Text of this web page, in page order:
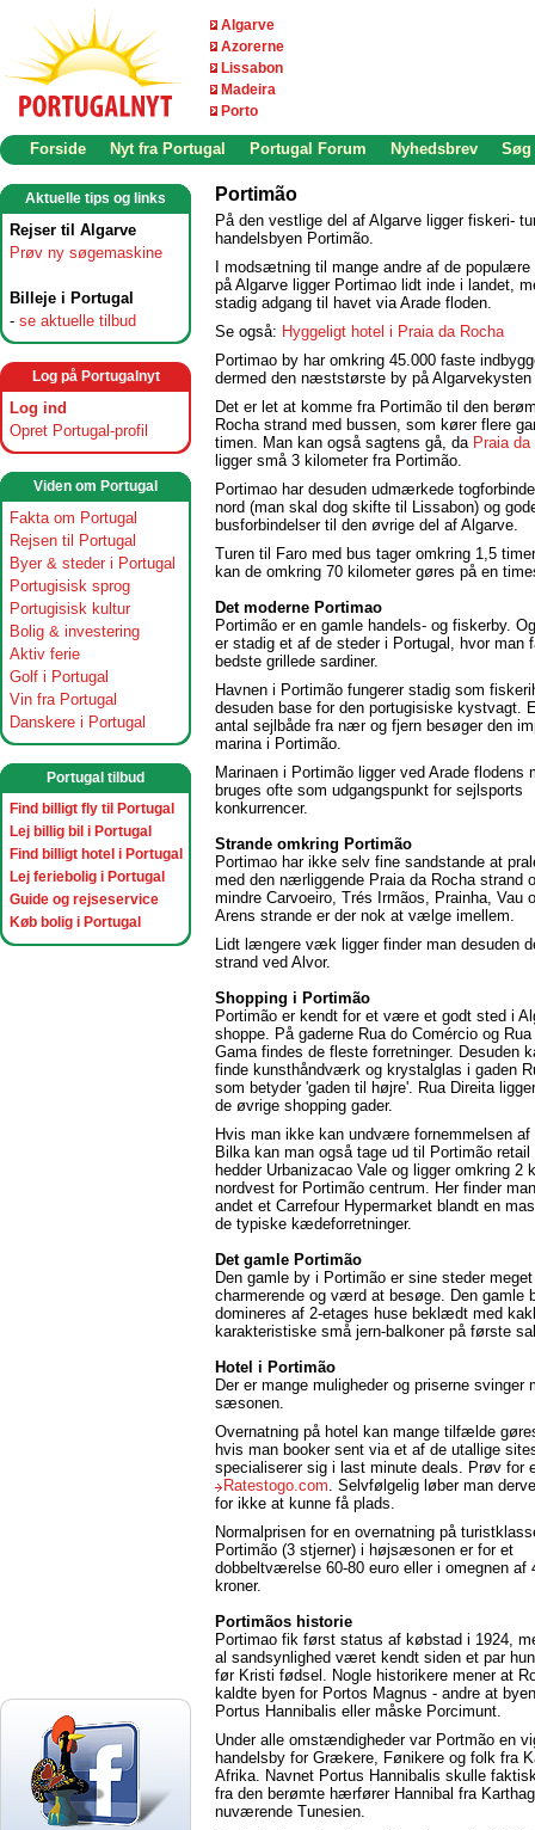
Algarve
Azorerne
Lissabon
Madeira
Porto
Forside Nyt fra Portugal Portugal Forum Nyhedsbrev Søg
Aktuelle tips og links
Rejser til Algarve
Prøv ny søgemaskine
Billeje i Portugal
- se aktuelle tilbud
Log på Portugalnyt
Log ind
Opret Portugal-profil
Viden om Portugal
Fakta om Portugal
Rejsen til Portugal
Byer & steder i Portugal
Portugisisk sprog
Portugisisk kultur
Bolig & investering
Aktiv ferie
Golf i Portugal
Vin fra Portugal
Danskere i Portugal
Portugal tilbud
Find billigt fly til Portugal
Lej billig bil i Portugal
Find billigt hotel i Portugal
Lej feriebolig i Portugal
Guide og rejseservice
Køb bolig i Portugal
Portimão
På den vestlige del af Algarve ligger fiskeri-
handelsbyen Portimão.
I modsætning til mange andre af de populære
på Algarve ligger Portimao lidt inde i landet,
stadig adgang til havet via Arade floden.
Se også: Hyggeligt hotel i Praia da Rocha
Portimao by har omkring 45.000 faste
dermed den næststørste by på Algarvekysten
Det er let at komme fra Portimão til den
Rocha strand med bussen, som kører flere
timen. Man kan også sagtens gå, da Praia
ligger små 3 kilometer fra Portimão.
Portimao har desuden udmærkede
nord (man skal dog skifte til Lissabon) og
busforbindelser til den øvrige del af Algarve.
Turen til Faro med bus tager omkring 1,5
kan de omkring 70 kilometer gøres på en
Det moderne Portimao
Portimão er en gamle handels- og fiskerby.
er stadig et af de steder i Portugal, hvor man
bedste grillede sardiner.
Havnen i Portimão fungerer stadig som
desuden base for den portugisiske kystvagt.
antal sejlbåde fra nær og fjern besøger den
marina i Portimão.
Marinaen i Portimão ligger ved Arade flodens
bruges ofte som udgangspunkt for sejlsports
konkurrencer.
Strande omkring Portimão
Portimao har ikke selv fine sandstande at
med den nærliggende Praia da Rocha strand
mindre Carvoeiro, Trés Irmãos, Prainha, Vau
Arens strande er der nok at vælge imellem.
Lidt længere væk ligger finder man desuden
strand ved Alvor.
Shopping i Portimão
Portimão er kendt for et være et godt sted i
shoppe. På gaderne Rua do Comércio og
Gama findes de fleste forretninger. Desuden
finde kunsthåndværk og krystalglas i gaden
som betyder 'gaden til højre'. Rua Direita
de øvrige shopping gader.
Hvis man ikke kan undvære fornemmelsen
Bilka kan man også tage ud til Portimão
hedder Urbanizacao Vale og ligger omkring 2
nordvest for Portimão centrum. Her finder
andet et Carrefour Hypermarket blandt en
de typiske kædeforretninger.
Det gamle Portimão
Den gamle by i Portimão er sine steder meget
charmerende og værd at besøge. Den gamle
domineres af 2-etages huse beklædt med
karakteristiske små jern-balkoner på første
Hotel i Portimão
Der er mange muligheder og priserne svinger
sæsonen.
Overnatning på hotel kan mange tilfælde
hvis man booker sent via et af de utallige
specialiserer sig i last minute deals. Prøv for
Ratestogo.com. Selvfølgelig løber man
for ikke at kunne få plads.
Normalprisen for en overnatning på
Portimão (3 stjerner) i højsæsonen er for et
dobbeltværelse 60-80 euro eller i omegnen af
kroner.
Portimãos historie
Portimao fik først status af købstad i 1924,
al sandsynlighed været kendt siden et par
før Kristi fødsel. Nogle historikere mener at
kaldte byen for Portos Magnus - andre at
Portus Hannibalis eller måske Porcimunt.
Under alle omstændigheder var Portmão en
handelsby for Grækere, Fønikere og folk fra
Afrika. Navnet Portus Hannibalis skulle
fra den berømte hærfører Hannibal fra
nuværende Tunesien.